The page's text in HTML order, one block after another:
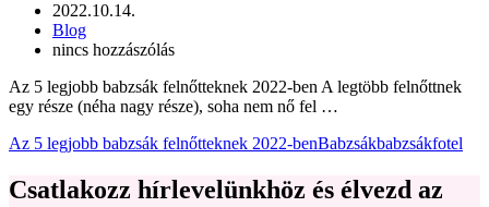
2022.10.14.
Blog
nincs hozzászólás
Az 5 legjobb babzsák felnőtteknek 2022-ben A legtöbb felnőttnek
egy része (néha nagy része), soha nem nő fel …
Az 5 legjobb babzsák felnőtteknek 2022-benBabzsákbabzsákfotel
Csatlakozz hírlevelünkhöz és élvezd az